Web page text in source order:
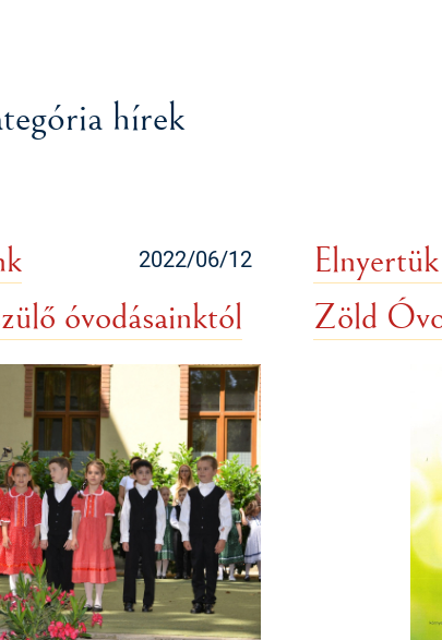
hírek
2022/06/12
óvodásainktól
Zöld